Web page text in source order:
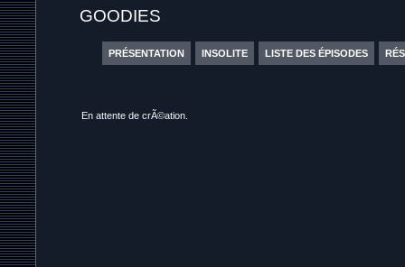
GOODIES
PRÉSENTATION INSOLITE LISTE DES ÉPISODES
En attente de crÃ©ation.